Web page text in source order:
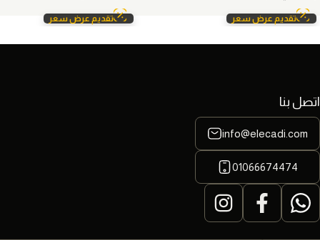
تقديم عرض سعر تقديم عرض سعر
اتصل بنا
info@elecadi.com
01066674474